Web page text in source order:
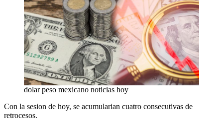
dolar peso mexicano noticias hoy
Con la sesion de hoy, se acumularian cuatro consecutivas de
retrocesos.